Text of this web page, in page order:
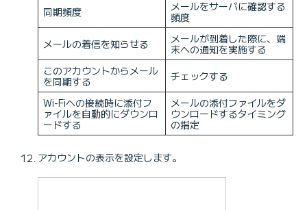
同期頻度
メールをサーバに確認する
頻度
メールの着信を知らせる
メールが到着した際に、端
末への通知を実施する
このアカウントからメール
を同期する
チェックする
Wi-Fiへの接続時に添付フ
ァイルを自動的にダウンロ
ードする
メールの添付ファイルをダ
ウンロードするタイミング
の指定
アカウントの表示を設定します。